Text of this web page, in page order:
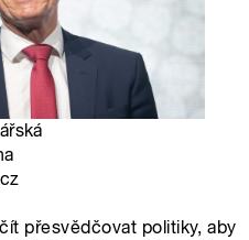
přesvědčovat politiky, aby